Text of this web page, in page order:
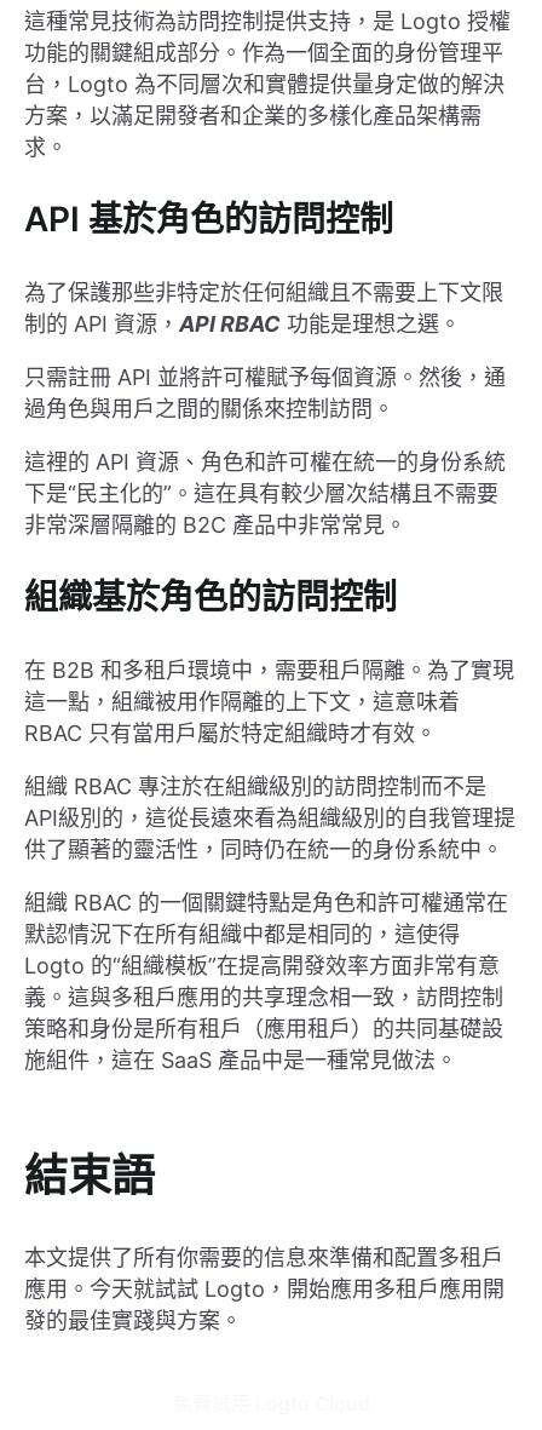
這種常見技術為訪問控制提供支持，是 Logto 授權
功能的關鍵組成部分。作為一個全面的身份管理平
台，Logto 為不同層次和實體提供量身定做的解決
方案，以滿足開發者和企業的多樣化產品架構需
求。
API 基於角色的訪問控制
為了保護那些非特定於任何組織且不需要上下文限
制的 API 資源，API RBAC 功能是理想之選。
只需註冊 API 並將許可權賦予每個資源。然後，通
過角色與用戶之間的關係來控制訪問。
這裡的 API 資源、角色和許可權在統一的身份系統
下是“民主化的”。這在具有較少層次結構且不需要
非常深層隔離的 B2C 產品中非常常見。
組織基於角色的訪問控制
在 B2B 和多租戶環境中，需要租戶隔離。為了實現
這一點，組織被用作隔離的上下文，這意味着
RBAC 只有當用戶屬於特定組織時才有效。
組織 RBAC 專注於在組織級別的訪問控制而不是
API級別的，這從長遠來看為組織級別的自我管理提
供了顯著的靈活性，同時仍在統一的身份系統中。
組織 RBAC 的一個關鍵特點是角色和許可權通常在
默認情況下在所有組織中都是相同的，這使得
Logto 的“組織模板”在提高開發效率方面非常有意
義。這與多租戶應用的共享理念相一致，訪問控制
策略和身份是所有租戶（應用租戶）的共同基礎設
施組件，這在 SaaS 產品中是一種常見做法。
結束語
本文提供了所有你需要的信息來準備和配置多租戶
應用。今天就試試 Logto，開始應用多租戶應用開
發的最佳實踐與方案。